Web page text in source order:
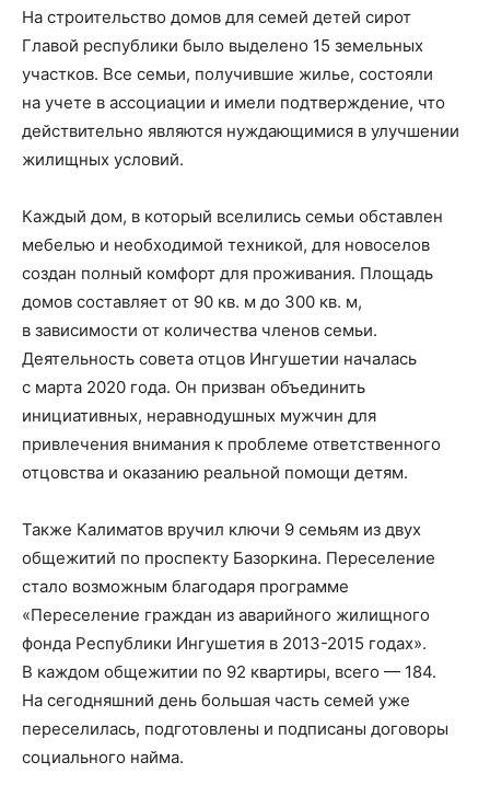
На строительство домов для семей детей сирот
Главой республики было выделено 15 земельных
участков. Все семьи, получившие жилье, состояли
на учете в ассоциации и имели подтверждение, что
действительно являются нуждающимися в улучшении
жилищных условий.
Каждый дом, в который вселились семьи обставлен
мебелью и необходимой техникой, для новоселов
создан полный комфорт для проживания. Площадь
домов составляет от 90 кв. м до 300 кв. м,
в зависимости от количества членов семьи.
Деятельность совета отцов Ингушетии началась
с марта 2020 года. Он призван объединить
инициативных, неравнодушных мужчин для
привлечения внимания к проблеме ответственного
отцовства и оказанию реальной помощи детям.
Также Калиматов вручил ключи 9 семьям из двух
общежитий по проспекту Базоркина. Переселение
стало возможным благодаря программе
«Переселение граждан из аварийного жилищного
фонда Республики Ингушетия в 2013-2015 годах».
В каждом общежитии по 92 квартиры, всего — 184.
На сегодняшний день большая часть семей уже
переселилась, подготовлены и подписаны договоры
социального найма.